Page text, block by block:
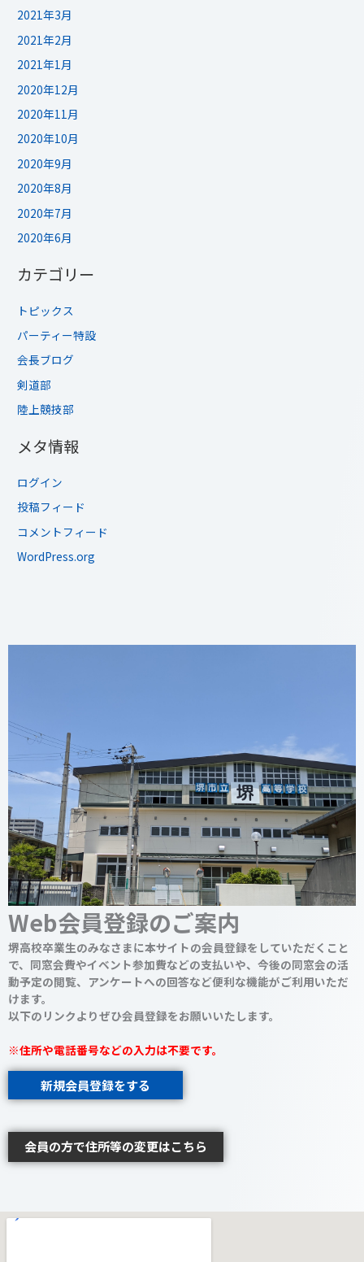
2021年3月
2021年2月
2021年1月
2020年12月
2020年11月
2020年10月
2020年9月
2020年8月
2020年7月
2020年6月
カテゴリー
トピックス
パーティー特設
会長ブログ
剣道部
陸上競技部
メタ情報
ログイン
投稿フィード
コメントフィード
WordPress.org
Web会員登録のご案内
堺高校卒業生のみなさまに本サイトの会員登録をしていただくこと
で、同窓会費やイベント参加費などの支払いや、今後の同窓会の活
動予定の閲覧、アンケートへの回答など便利な機能がご利用いただ
けます。
以下のリンクよりぜひ会員登録をお願いいたします。
※住所や電話番号などの入力は不要です。
新規会員登録をする
会員の方で住所等の変更はこちら